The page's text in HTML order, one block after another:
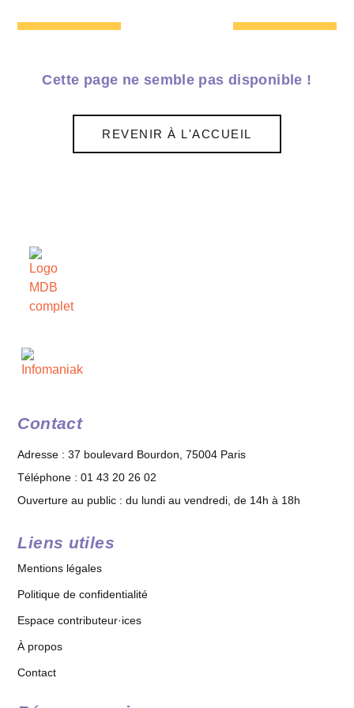
Cette page ne semble pas disponible !
REVENIR À L'ACCUEIL
Contact
Adresse : 37 boulevard Bourdon, 75004 Paris
Téléphone : 01 43 20 26 02
Ouverture au public : du lundi au vendredi, de 14h à 18h
Liens utiles
Mentions légales
Politique de confidentialité
Espace contributeur·ices
À propos
Contact